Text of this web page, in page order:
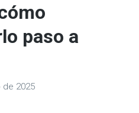
paso a
de 2025